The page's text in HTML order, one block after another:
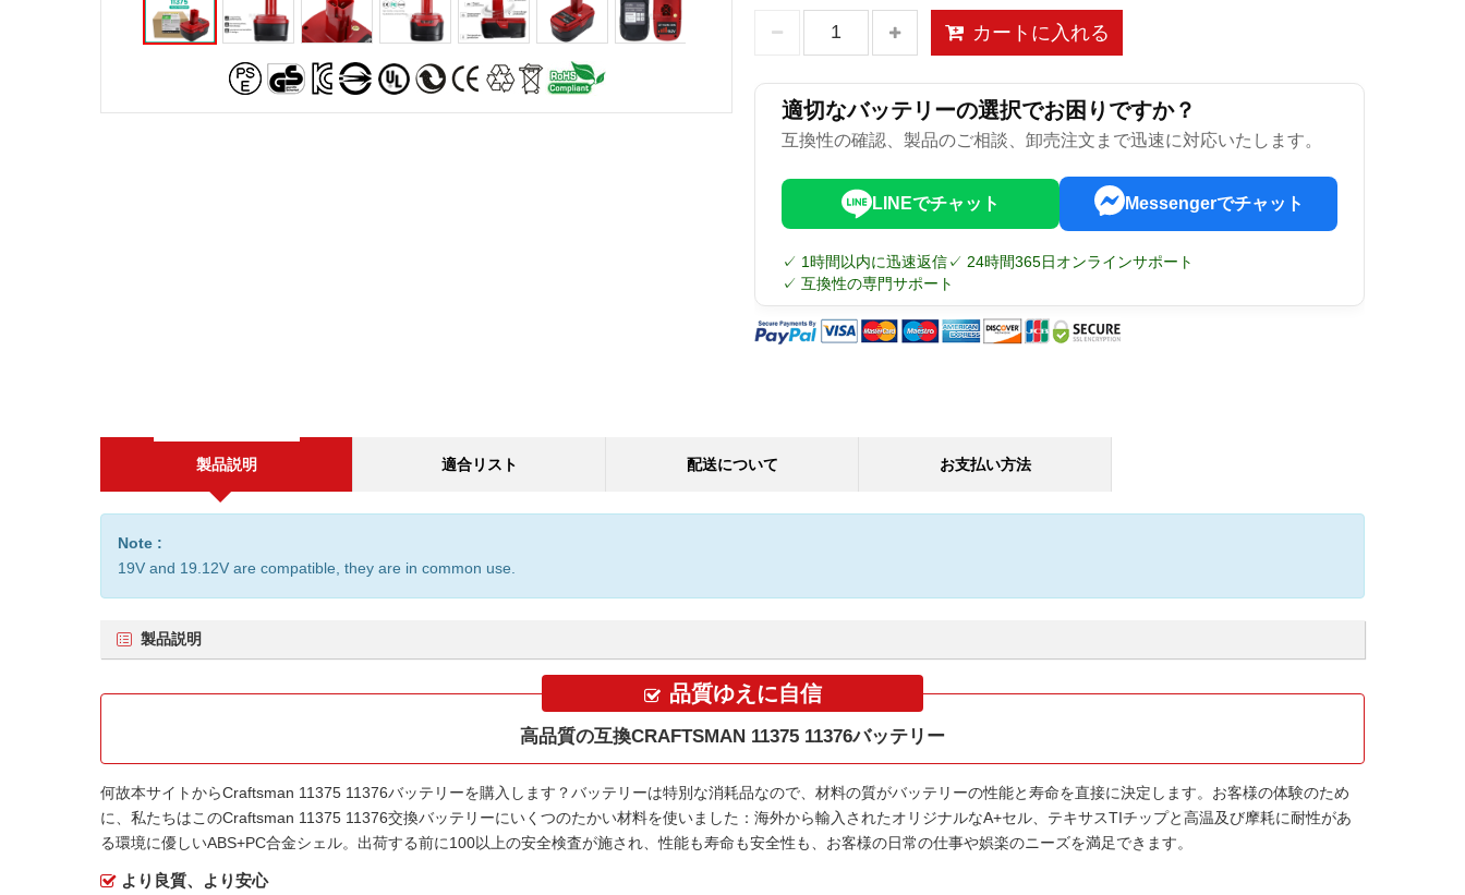
カートに入れる
適切なバッテリーの選択でお困りですか？
互換性の確認、製品のご相談、卸売注文まで迅速に対応いたします。
LINEでチャット Messengerでチャット
✓ 1時間以内に迅速返信✓ 24時間365日オンラインサポート
✓ 互換性の専門サポート
製品説明 適合リスト 配送について お支払い方法
Note :
19V and 19.12V are compatible, they are in common use.
製品説明
品質ゆえに自信
高品質の互換CRAFTSMAN 11375 11376バッテリー
何故本サイトからCraftsman 11375 11376バッテリーを購入します？バッテリーは特別な消耗品なので、材料の質がバッテリーの性能と寿命を直接に決定します。お客様の体験のため
に、私たちはこのCraftsman 11375 11376交換バッテリーにいくつのたかい材料を使いました：海外から輸入されたオリジナルなA+セル、テキサスTIチップと高温及び摩耗に耐性があ
る環境に優しいABS+PC合金シェル。出荷する前に100以上の安全検査が施され、性能も寿命も安全性も、お客様の日常の仕事や娯楽のニーズを満足できます。
より良質、より安心